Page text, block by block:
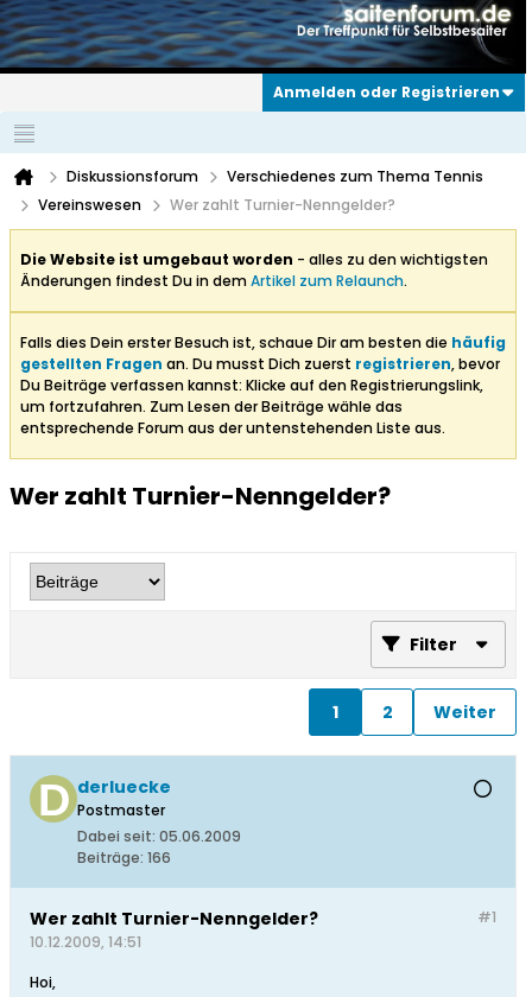
Anmelden oder Registrieren
Diskussionsforum
Verschiedenes zum Thema Tennis
Vereinswesen
Wer zahlt Turnier-Nenngelder?
Die Website ist umgebaut worden - alles zu den wichtigsten
Änderungen findest Du in demArtikel zum Relaunch.
Falls dies Dein erster Besuch ist, schaue Dir am besten die häufig
gestellten Fragen an. Du musst Dich zuerst registrieren, bevor
Du Beiträge verfassen kannst: Klicke auf den Registrierungslink,
um fortzufahren. Zum Lesen der Beiträge wähle das
entsprechende Forum aus der untenstehenden Liste aus.
Wer zahlt Turnier-Nenngelder?
Filter
1 2 Weiter
derluecke
Postmaster
Dabei seit: 05.06.2009
Beiträge: 166
#1
Wer zahlt Turnier-Nenngelder?
10.12.2009, 14:51
Hoi,